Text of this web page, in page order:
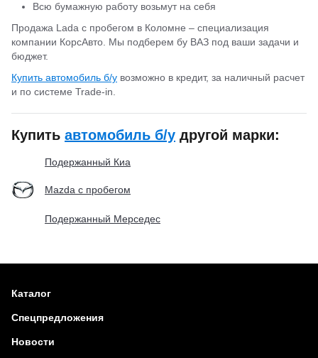
Всю бумажную работу возьмут на себя
Продажа Lada с пробегом в Коломне – специализация
компании КорсАвто. Мы подберем бу ВАЗ под ваши задачи и
бюджет.
Купить автомобиль б/у возможно в кредит, за наличный расчет
и по системе Trade-in.
Купить автомобиль б/у другой марки:
Подержанный Киа
Mazda с пробегом
Подержанный Мерседес
Каталог
Спецпредложения
Новости